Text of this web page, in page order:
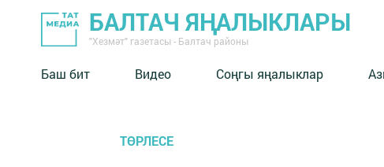
БАЛТАЧ ЯҢАЛЫКЛАРЫ
"Хезмәт" газетасы - Балтач районы
Баш бит Видео Соңгы яңалыклар
ТӨРЛЕСЕ